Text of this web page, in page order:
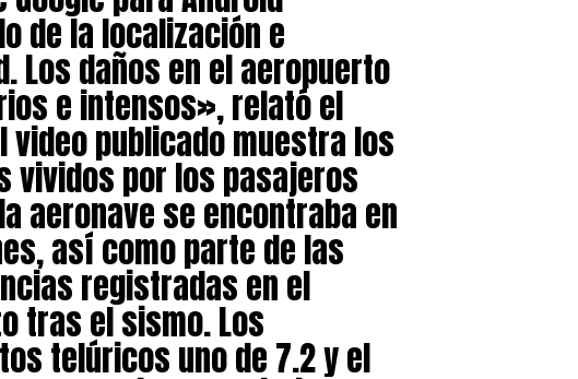
de la localización e
Los daños en el aeropuerto
e intensos», relató el
video publicado muestra los
vividos por los pasajeros
aeronave se encontraba en
así como parte de las
registradas en el
tras el sismo. Los
telúricos uno de 7.2 y el